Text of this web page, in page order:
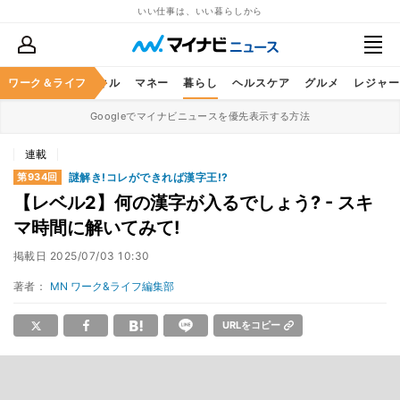
いい仕事は、いい暮らしから
ワーク＆ライフ
ア ビジネススキル マネー 暮らし ヘルスケア グルメ レジャー
Googleでマイナビニュースを優先表示する方法
連載
第934回 謎解き!コレができれば漢字王!?
【レベル2】何の漢字が入るでしょう? - スキ
マ時間に解いてみて!
掲載日 2025/07/03 10:30
著者： MN ワーク&ライフ編集部
URLをコピー